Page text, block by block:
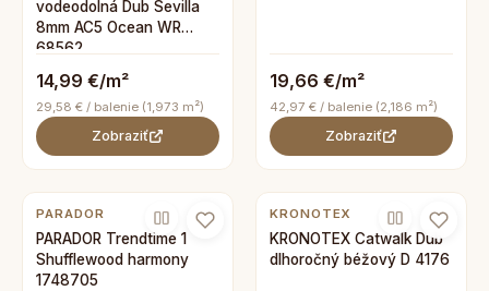
vodeodolná Dub Sevilla
8mm AC5 Ocean WR
68562
14,99 €/m²
29,58 € / balenie (1,973 m²)
Zobraziť
19,66 €/m²
42,97 € / balenie (2,186 m²)
Zobraziť
PARADOR
PARADOR Trendtime 1
Shufflewood harmony
1748705
KRONOTEX
KRONOTEX Catwalk Dub
dlhoročný béžový D 4176